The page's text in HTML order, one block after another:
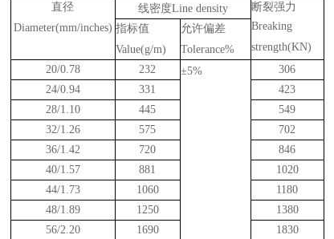
直径
Diameter(mm/inches)
线密度Line density
断裂强力
Breaking
strength(KN)
指标值
Value(g/m)
允许偏差
Tolerance%
20/0.78
232 ±5%
306
24/0.94
331
423
28/1.10
445
549
32/1.26
575
702
36/1.42
720
846
40/1.57
881
1020
44/1.73
1060
1180
48/1.89
1250
1380
56/2.20
1690
1830